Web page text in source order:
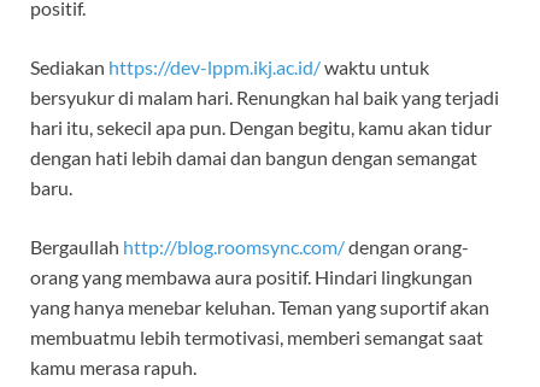
positif.
Sediakan https://dev-lppm.ikj.ac.id/waktu untuk
bersyukur di malam hari. Renungkan hal baik yang terjadi
hari itu, sekecil apa pun. Dengan begitu, kamu akan tidur
dengan hati lebih damai dan bangun dengan semangat
baru.
Bergaullah http://blog.roomsync.com/dengan orang-
orang yang membawa aura positif. Hindari lingkungan
yang hanya menebar keluhan. Teman yang suportif akan
membuatmu lebih termotivasi, memberi semangat saat
kamu merasa rapuh.